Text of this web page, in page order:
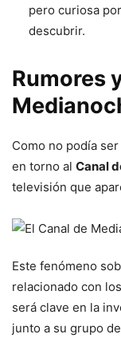
pero curiosa
descubrir.
Rumores
Como no podía
en torno al Canal
televisión que
Este fenómeno
relacionado con
será clave en la
junto a su grupo